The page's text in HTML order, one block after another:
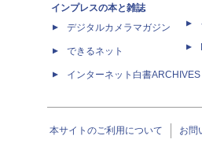
インプレスの本と雑誌
デジタルカメラマガジン
できるネット
インターネット白書ARCHIVES
本サイトのご利用について お問